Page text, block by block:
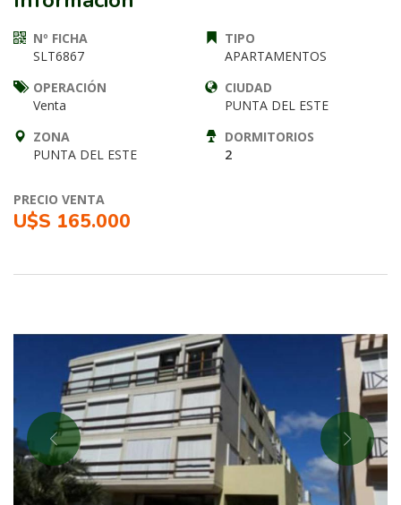
Nº FICHA
SLT6867
TIPO
APARTAMENTOS
OPERACIÓN
Venta
CIUDAD
PUNTA DEL ESTE
ZONA
PUNTA DEL ESTE
DORMITORIOS
2
PRECIO VENTA
U$S 165.000